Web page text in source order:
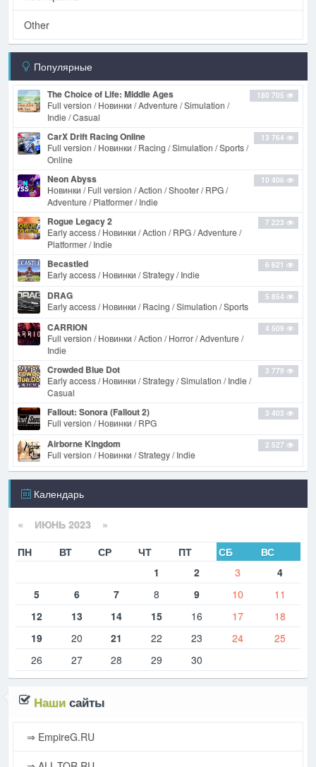
Other
Популярные
180 705
The Choice of Life: Middle Ages
Full version / Новинки / Adventure / Simulation /
Indie / Casual
13 764
CarX Drift Racing Online
Full version / Новинки / Racing / Simulation / Sports /
Online
10 406
Neon Abyss
Новинки / Full version / Action / Shooter / RPG /
Adventure / Platformer / Indie
7 223
Rogue Legacy 2
Early access / Новинки / Action / RPG / Adventure /
Platformer / Indie
6 621
Becastled
Early access / Новинки / Strategy / Indie
5 854
DRAG
Early access / Новинки / Racing / Simulation / Sports
4 509
CARRION
Full version / Новинки / Action / Horror / Adventure /
Indie
3 779
Crowded Blue Dot
Early access / Новинки / Strategy / Simulation / Indie /
Casual
3 403
Fallout: Sonora (Fallout 2)
Full version / Новинки / RPG
2 527
Airborne Kingdom
Full version / Новинки / Strategy / Indie
Календарь
« ИЮНЬ 2023 »
ПН
ВТ СР ЧТ ПТ СБ
ВС
1
2 3
4
5
6 7 8 9 10
11
12
13 14 15 16 17
18
19
20 21 22 23 24
25
26
27 28 29 30
Наши сайты
⇒ EmpireG.RU